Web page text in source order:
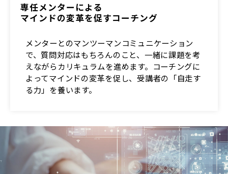
専任メンターによる
マインドの変革を促すコーチング
メンターとのマンツーマンコミュニケーション
で、質問対応はもちろんのこと、一緒に課題を考
えながらカリキュラムを進めます。コーチングに
よってマインドの変革を促し、受講者の「自走す
る力」を養います。